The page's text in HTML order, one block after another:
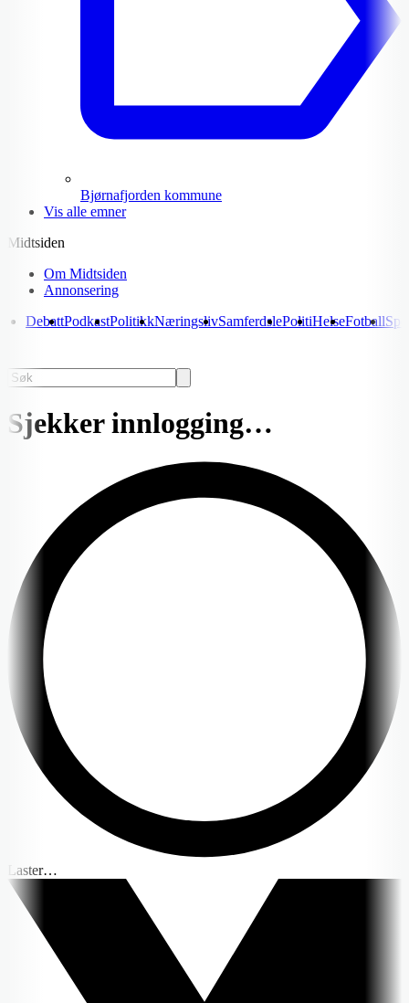
Bjørnafjorden kommune
Vis alle emner
Midtsiden
Om Midtsiden
Annonsering
DebattPodkastPolitikkNæringslivSamferdslePolitiHelseFotball
Sjekker innlogging…
Laster…